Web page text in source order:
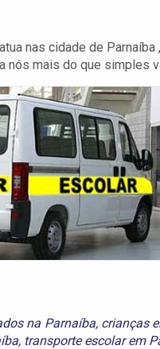
nas cidade de
nós mais do que simples
na Parnaíba, crianças
, transporte escolar em